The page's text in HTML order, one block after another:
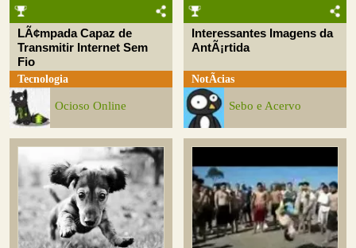
LÃ¢mpada Capaz de
Transmitir Internet Sem
Fio
Tecnologia
Ocioso Online
Interessantes Imagens da
AntÃ¡rtida
NotÃ­cias
Sebo e Acervo